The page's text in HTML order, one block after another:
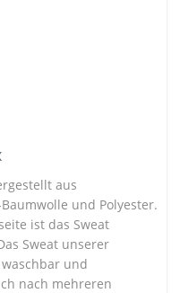
aus
und Polyester.
ist das Sweat
Sweat unserer
und
nach mehreren